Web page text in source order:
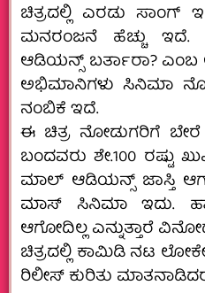
ಚಿತ್ರದಲ್ಲಿ ಎರಡು ಸಾಂಗ್‌
ಮನರಂಜನೆ ಹೆಚ್ಚು ಇದೆ.
ಆಡಿಯನ್ಸ್‌ ಬರ್ತಾರಾ?
ಅಭಿಮಾನಿಗಳು ಸಿನಿಮಾ
ನಂಬಿಕೆ ಇದೆ.
ಈ ಚಿತ್ರ ನೋಡುಗರಿಗೆ
ಬಂದವರು ಶೇ.100 ರಷ್ಟು
ಮಾಲ್‌ ಆಡಿಯನ್ಸ್‌ ಜಾಸ್ತಿ
ಮಾಸ್‌ ಸಿನಿಮಾ ಇದು.
ಆಗೋದಿಲ್ಲ ಎನ್ನುತ್ತಾರೆ
ಚಿತ್ರದಲ್ಲಿ ಕಾಮಿಡಿ ನಟ
ರಿಲೀಸ್ ಕುರಿತು